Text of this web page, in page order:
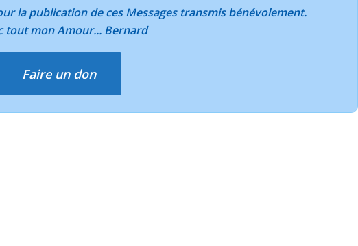
la publication de ces Messages transmis bénévolement.
tout mon Amour... Bernard
Faire un don